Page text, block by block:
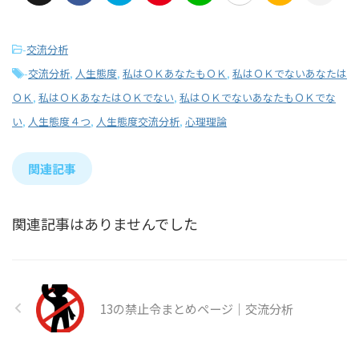
-交流分析
-交流分析, 人生態度, 私はＯＫあなたもＯＫ, 私はＯＫでないあなたは
ＯＫ, 私はＯＫあなたはＯＫでない, 私はＯＫでないあなたもＯＫでな
い, 人生態度４つ, 人生態度交流分析, 心理理論
関連記事
関連記事はありませんでした
13の禁止令まとめページ｜交流分析